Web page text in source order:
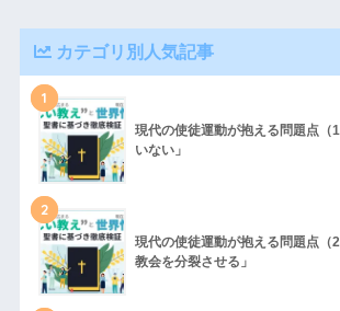
カテゴリ別人気記事
1
現代の使徒運動が抱える問題点（
いない」
2
現代の使徒運動が抱える問題点（
教会を分裂させる」